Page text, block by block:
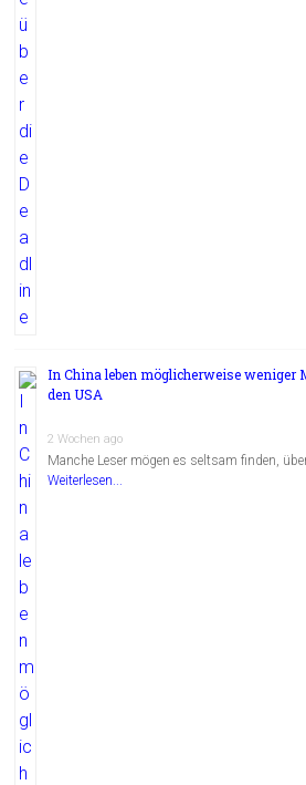
In China leben möglicherweise weniger
den USA
2 Wochen ago
Manche Leser mögen es seltsam finden,
Weiterlesen...